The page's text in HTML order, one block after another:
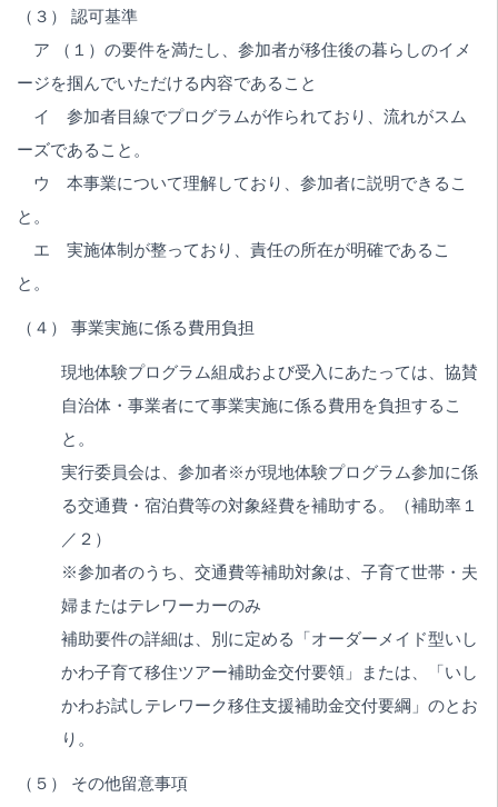
（３） 認可基準
ア （１）の要件を満たし、参加者が移住後の暮らしのイメ
ージを掴んでいただける内容であること
イ 参加者目線でプログラムが作られており、流れがスム
ーズであること。
ウ 本事業について理解しており、参加者に説明できるこ
と。
エ 実施体制が整っており、責任の所在が明確であるこ
と。
（４） 事業実施に係る費用負担
現地体験プログラム組成および受入にあたっては、協賛
自治体・事業者にて事業実施に係る費用を負担するこ
と。
実行委員会は、参加者※が現地体験プログラム参加に係
る交通費・宿泊費等の対象経費を補助する。（補助率１
／２）
※参加者のうち、交通費等補助対象は、子育て世帯・夫
婦またはテレワーカーのみ
補助要件の詳細は、別に定める「オーダーメイド型いし
かわ子育て移住ツアー補助金交付要領」または、「いし
かわお試しテレワーク移住支援補助金交付要綱」のとお
り。
（５） その他留意事項